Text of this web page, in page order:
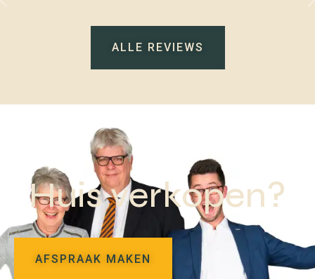
ALLE REVIEWS
Huis verkopen?
AFSPRAAK MAKEN